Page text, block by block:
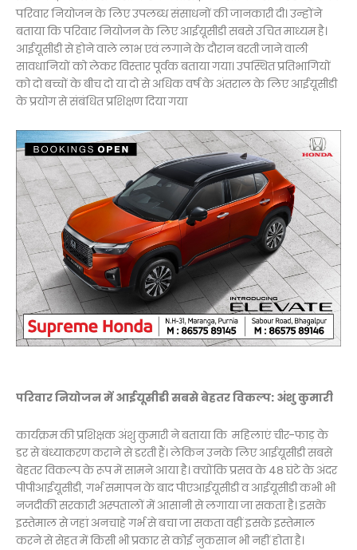
परिवार नियोजन के लिए उपलब्ध संसाधनों की जानकारी दी। उन्होंने
बताया कि परिवार नियोजन के लिए आईयूसीडी सबसे उचित माध्यम है।
आईयूसीडी से होने वाले लाभ एवं लगाने के दौरान बरती जाने वाली
सावधानियों को लेकर विस्तार पूर्वक बताया गया। उपस्थित प्रतिभागियों
को दो बच्चों के बीच दो या दो से अधिक वर्ष के अंतराल के लिए आईयूसीडी
के प्रयोग से संबंधित प्रशिक्षण दिया गया
परिवार नियोजन में आईयूसीडी सबसे बेहतर विकल्प: अंशु कुमारी
कार्यक्रम की प्रशिक्षक अंशु कुमारी ने बताया कि महिलाएं चीर-फाड़ के
डर से बंध्याकरण कराने से डरती हैं। लेकिन उनके लिए आईयूसीडी सबसे
बेहतर विकल्प के रूप में सामने आया है। क्योंकि प्रसव के 48 घंटे के अंदर
पीपीआईयूसीडी, गर्भ समापन के बाद पीएआईयूसीडी व आईयूसीडी कभी भी
नजदीकी सरकारी अस्पतालों में आसानी से लगाया जा सकता है। इसके
इस्तेमाल से जहां अनचाहे गर्भ से बचा जा सकता वहीं इसके इस्तेमाल
करने से सेहत में किसी भी प्रकार से कोई नुकसान भी नहीं होता है।